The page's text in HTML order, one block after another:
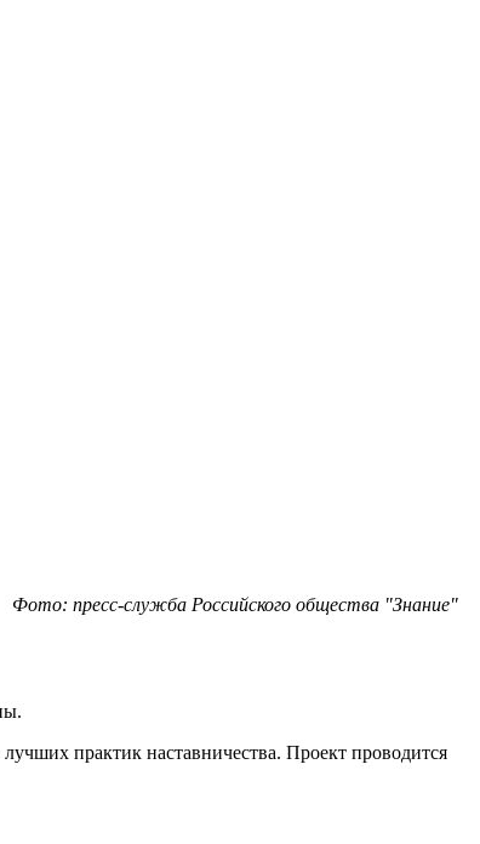
Фото: пресс-служба Российского общества "Знание"
практик наставничества. Проект проводится